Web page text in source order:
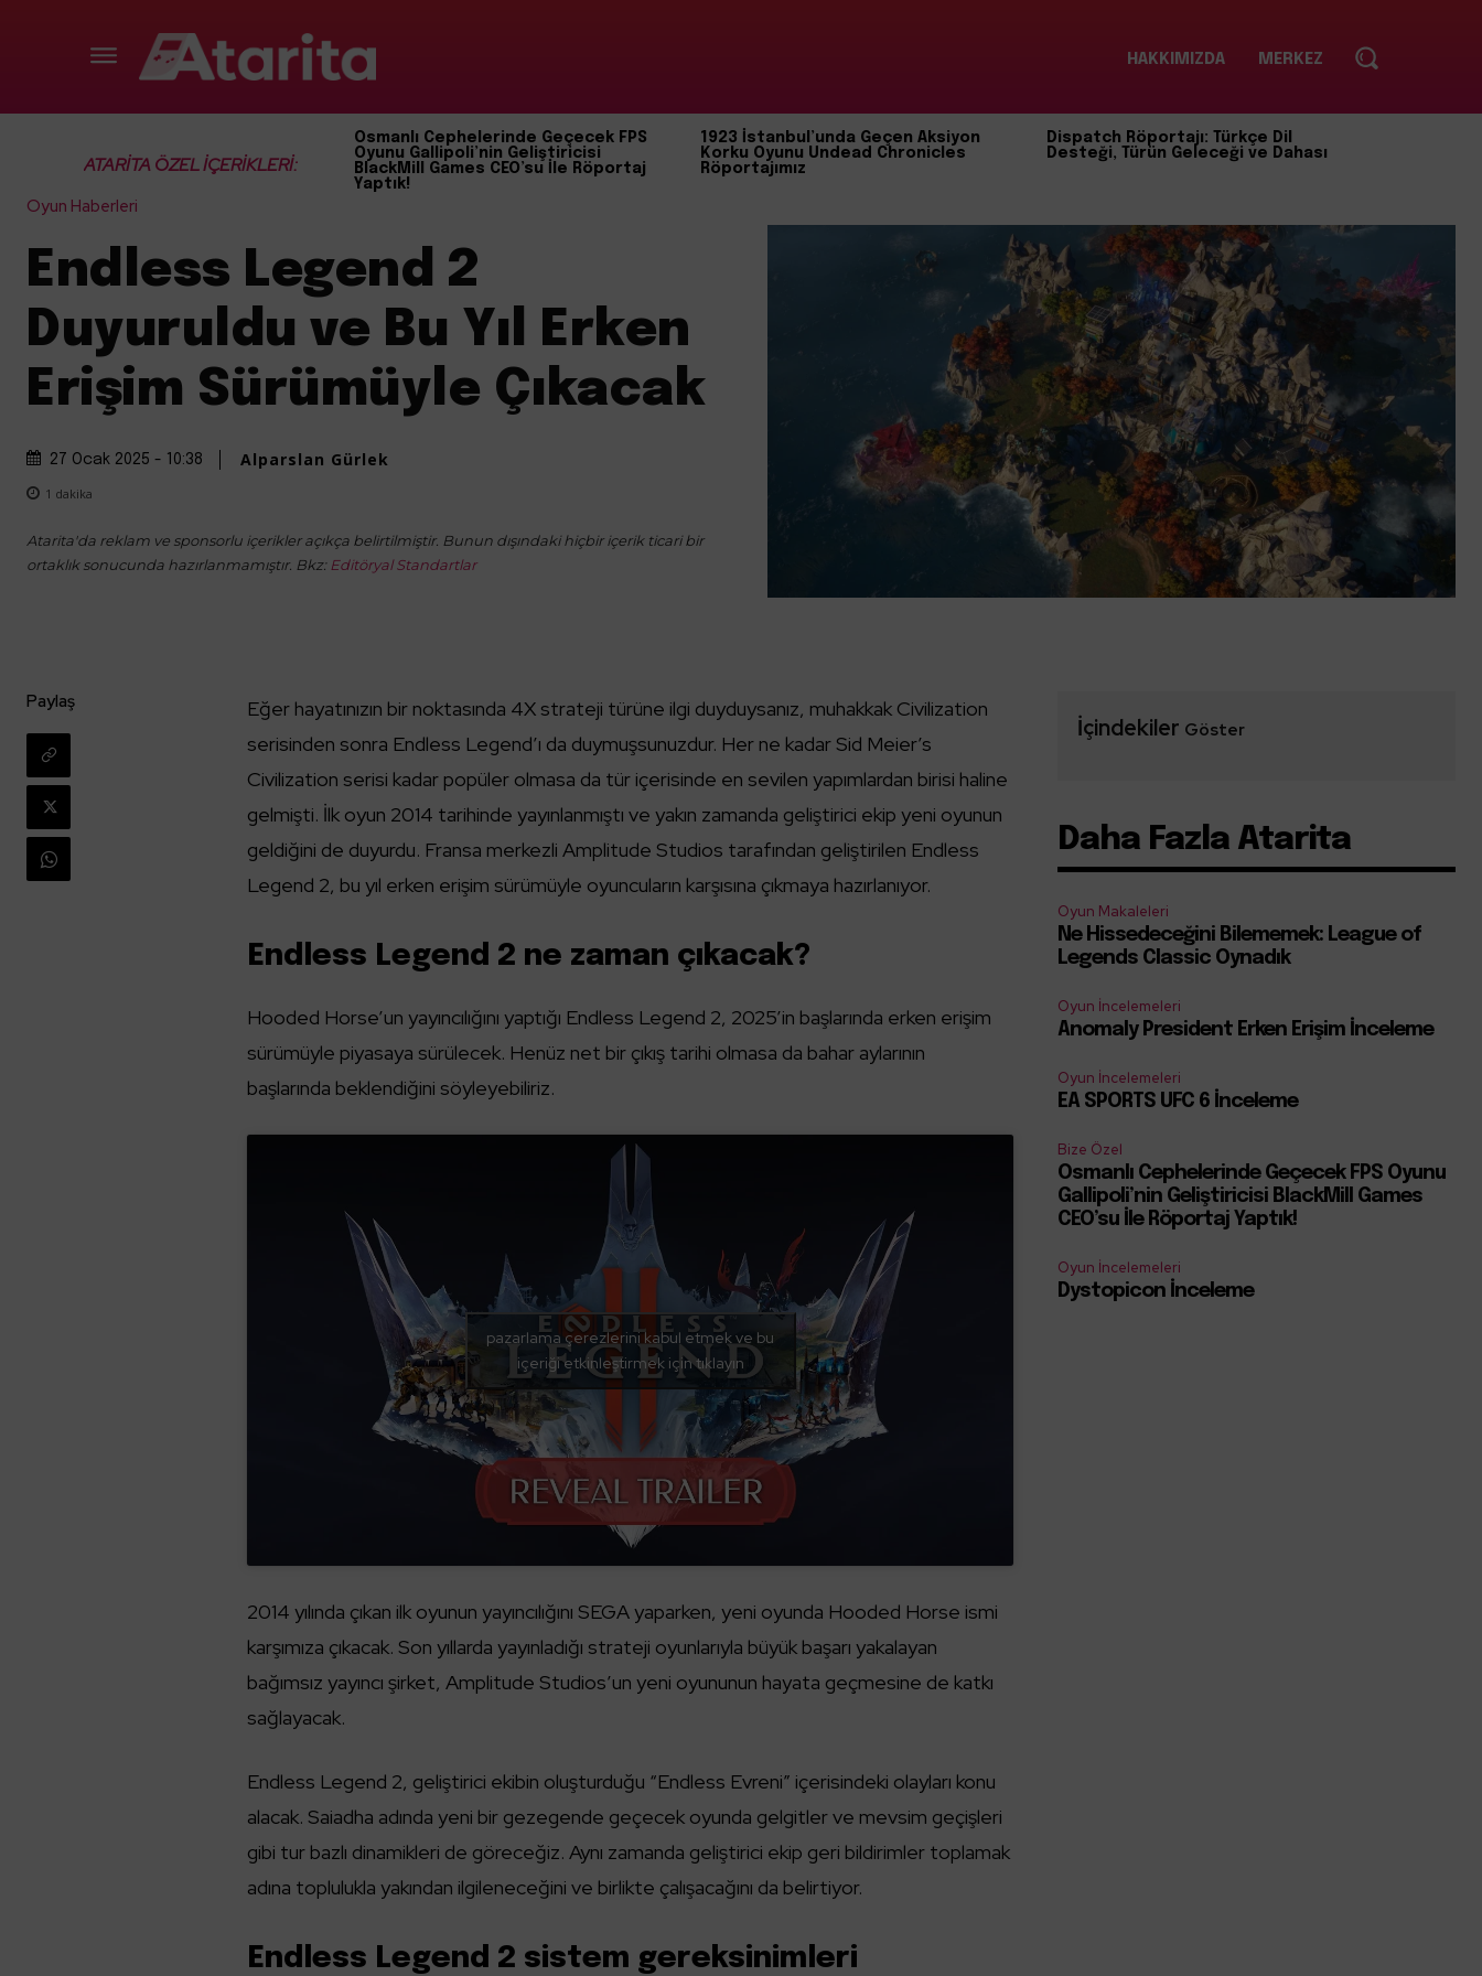
HAKKIMIZDA MERKEZ
ATARİTA ÖZEL İÇERİKLERİ:
Osmanlı Cephelerinde Geçecek FPS
Oyunu Gallipoli’nin Geliştiricisi
BlackMill Games CEO’su İle Röportaj
Yaptık!
1923 İstanbul’unda Geçen Aksiyon
Korku Oyunu Undead Chronicles
Röportajımız
Dispatch Röportajı: Türkçe Dil
Desteği, Türün Geleceği ve Dahası
Oyun Haberleri
Endless Legend 2
Duyuruldu ve Bu Yıl Erken
Erişim Sürümüyle Çıkacak
27 Ocak 2025 - 10:38 Alparslan Gürlek
1 dakika
Atarita'da reklam ve sponsorlu içerikler açıkça belirtilmiştir. Bunun dışındaki hiçbir içerik ticari bir
ortaklık sonucunda hazırlanmamıştır. Bkz: Editöryal Standartlar
Paylaş
Eğer hayatınızın bir noktasında 4X strateji türüne ilgi duyduysanız, muhakkak Civilization
serisinden sonra Endless Legend’ı da duymuşsunuzdur. Her ne kadar Sid Meier’s
Civilization serisi kadar popüler olmasa da tür içerisinde en sevilen yapımlardan birisi haline
gelmişti. İlk oyun 2014 tarihinde yayınlanmıştı ve yakın zamanda geliştirici ekip yeni oyunun
geldiğini de duyurdu. Fransa merkezli Amplitude Studios tarafından geliştirilen Endless
Legend 2, bu yıl erken erişim sürümüyle oyuncuların karşısına çıkmaya hazırlanıyor.
Endless Legend 2 ne zaman çıkacak?
Hooded Horse’un yayıncılığını yaptığı Endless Legend 2, 2025’in başlarında erken erişim
sürümüyle piyasaya sürülecek. Henüz net bir çıkış tarihi olmasa da bahar aylarının
başlarında beklendiğini söyleyebiliriz.
pazarlama çerezlerini kabul etmek ve bu
içeriği etkinleştirmek için tıklayın
2014 yılında çıkan ilk oyunun yayıncılığını SEGA yaparken, yeni oyunda Hooded Horse ismi
karşımıza çıkacak. Son yıllarda yayınladığı strateji oyunlarıyla büyük başarı yakalayan
bağımsız yayıncı şirket, Amplitude Studios’un yeni oyununun hayata geçmesine de katkı
sağlayacak.
Endless Legend 2, geliştirici ekibin oluşturduğu “Endless Evreni” içerisindeki olayları konu
alacak. Saiadha adında yeni bir gezegende geçecek oyunda gelgitler ve mevsim geçişleri
gibi tur bazlı dinamikleri de göreceğiz. Aynı zamanda geliştirici ekip geri bildirimler toplamak
adına toplulukla yakından ilgileneceğini ve birlikte çalışacağını da belirtiyor.
Endless Legend 2 sistem gereksinimleri
İçindekiler Göster
Daha Fazla Atarita
Oyun Makaleleri
Ne Hissedeceğini Bilememek: League of
Legends Classic Oynadık
Oyun İncelemeleri
Anomaly President Erken Erişim İnceleme
Oyun İncelemeleri
EA SPORTS UFC 6 İnceleme
Bize Özel
Osmanlı Cephelerinde Geçecek FPS Oyunu
Gallipoli’nin Geliştiricisi BlackMill Games
CEO’su İle Röportaj Yaptık!
Oyun İncelemeleri
Dystopicon İnceleme